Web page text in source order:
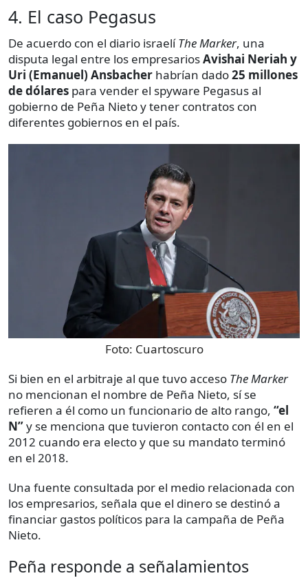
4. El caso Pegasus
De acuerdo con el diario israelíThe Marker, una
disputa legal entre los empresariosAvishai Neriah y
Uri (Emanuel) Ansbacher habrían dado25 millones
de dólares para vender el spyware Pegasus al
gobierno de Peña Nieto y tener contratos con
diferentes gobiernos en el país.
Foto: Cuartoscuro
Si bien en el arbitraje al que tuvo acceso The Marker
no mencionan el nombre de Peña Nieto, sí se
refieren a él como un funcionario de alto rango, “el
N”y se menciona que tuvieron contacto con él en el
2012 cuando era electo y que su mandato terminó
en el 2018.
Una fuente consultada por el medio relacionada con
los empresarios, señala que el dinero se destinó a
financiar gastos políticos para la campaña de Peña
Nieto.
Peña responde a señalamientos